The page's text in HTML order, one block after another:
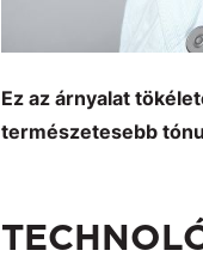
Ez az árnyalat
természetesebb